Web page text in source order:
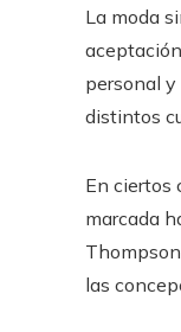
La moda
personal y
distintos
En ciertos
marcada
las